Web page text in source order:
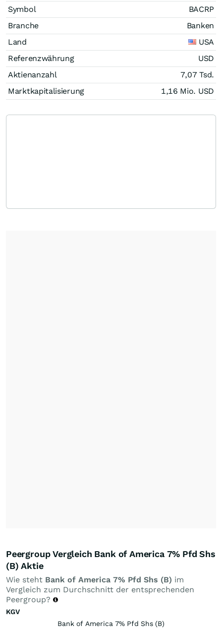
Symbol
BACRP
Branche
Banken
Land
USA
Referenzwährung
USD
Aktienanzahl
7,07 Tsd.
Marktkapitalisierung
1,16 Mio. USD
Peergroup Vergleich Bank of America 7% Pfd Shs
(B) Aktie
Wie steht Bank of America 7% Pfd Shs (B) im
Vergleich zum Durchschnitt der entsprechenden
Peergroup?
KGV
Bank of America 7% Pfd Shs (B)